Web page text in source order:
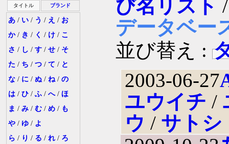
タイトル ブランド
あ / い / う / え / お
か/ き / く / け / こ
さ / し / す / せ / そ
た / ち / つ / て / と
な / に / ぬ / ね / の
は / ひ / ふ / へ/ ほ
ま / み / む / め / も
や / ゆ / よ
ら / り / る / れ / ろ
び名リスト
データベー
並び替え :
2003-06-27
ユウイチ /
ウ / サトシ